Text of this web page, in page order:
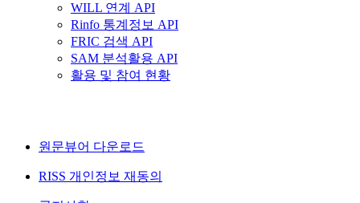
WILL 연계 API
Rinfo 통계정보 API
FRIC 검색 API
SAM 분석활용 API
활용 및 참여 현황
원문뷰어 다운로드
RISS 개인정보 재동의